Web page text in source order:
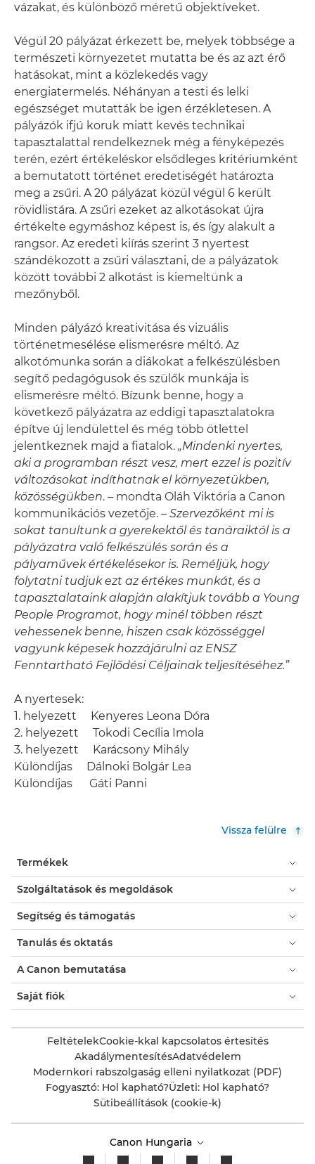
vázakat, és különböző méretű objektíveket.
Végül 20 pályázat érkezett be, melyek többsége a
természeti környezetet mutatta be és az azt érő
hatásokat, mint a közlekedés vagy
energiatermelés. Néhányan a testi és lelki
egészséget mutatták be igen érzékletesen. A
pályázók ifjú koruk miatt kevés technikai
tapasztalattal rendelkeznek még a fényképezés
terén, ezért értékeléskor elsődleges kritériumként
a bemutatott történet eredetiségét határozta
meg a zsűri. A 20 pályázat közül végül 6 került
rövidlistára. A zsűri ezeket az alkotásokat újra
értékelte egymáshoz képest is, és így alakult a
rangsor. Az eredeti kiírás szerint 3 nyertest
szándékozott a zsűri választani, de a pályázatok
között további 2 alkotást is kiemeltünk a
mezőnyből.
Minden pályázó kreativitása és vizuális
történetmesélése elismerésre méltó. Az
alkotómunka során a diákokat a felkészülésben
segítő pedagógusok és szülők munkája is
elismerésre méltó. Bízunk benne, hogy a
következő pályázatra az eddigi tapasztalatokra
építve új lendülettel és még több ötlettel
jelentkeznek majd a fiatalok. „Mindenki nyertes,
aki a programban részt vesz, mert ezzel is pozitív
változásokat indíthatnak el környezetükben,
közösségükben. – mondta Oláh Viktória a Canon
kommunikációs vezetője. – Szervezőként mi is
sokat tanultunk a gyerekektől és tanáraiktól is a
pályázatra való felkészülés során és a
pályaművek értékelésekor is. Reméljük, hogy
folytatni tudjuk ezt az értékes munkát, és a
tapasztalataink alapján alakítjuk tovább a Young
People Programot, hogy minél többen részt
vehessenek benne, hiszen csak közösséggel
vagyunk képesek hozzájárulni az ENSZ
Fenntartható Fejlődési Céljainak teljesítéséhez.”
A nyertesek:
1. helyezett Kenyeres Leona Dóra
2. helyezett Tokodi Cecília Imola
3. helyezett Karácsony Mihály
Különdíjas Dálnoki Bolgár Lea
Különdíjas Gáti Panni
Vissza felülre
Termékek
Szolgáltatások és megoldások
Segítség és támogatás
Tanulás és oktatás
A Canon bemutatása
Saját fiók
FeltételekCookie-kkal kapcsolatos értesítés
AkadálymentesítésAdatvédelem
Modernkori rabszolgaság elleni nyilatkozat (PDF)
Fogyasztó: Hol kapható?Üzleti: Hol kapható?
Sütibeállítások (cookie-k)
Canon Hungaria